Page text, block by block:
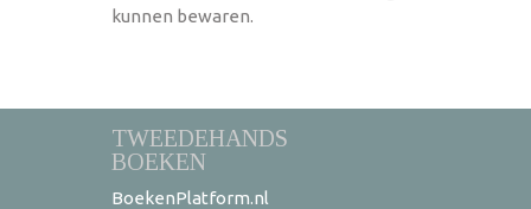
kunnen bewaren.
TWEEDEHANDS
BOEKEN
BoekenPlatform.nl